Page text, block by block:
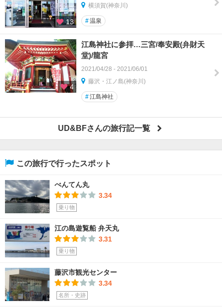
13
横須賀(神奈川)
#温泉
4
江島神社に参拝…三宮/奉安殿(弁財天
堂)/龍宮
2021/04/28 - 2021/06/01
藤沢・江ノ島(神奈川)
#江島神社
UD&BFさんの旅行記一覧
この旅行で行ったスポット
べんてん丸
3.34
乗り物
江の島遊覧船 弁天丸
3.31
乗り物
藤沢市観光センター
3.34
名所・史跡